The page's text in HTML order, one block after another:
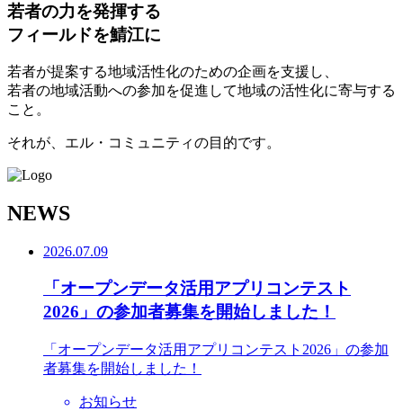
若者の力を発揮する
フィールドを鯖江に
若者が提案する地域活性化のための企画を支援し、
若者の地域活動への参加を促進して地域の活性化に寄与する
こと。
それが、エル・コミュニティの目的です。
NEWS
2026.07.09
「オープンデータ活用アプリコンテスト
2026」の参加者募集を開始しました！
「オープンデータ活用アプリコンテスト2026」の参加
者募集を開始しました！
お知らせ